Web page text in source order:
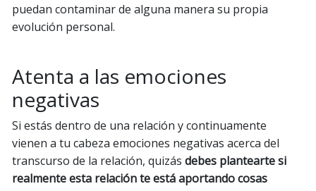
puedan contaminar de alguna manera su propia
evolución personal.
Atenta a las emociones
negativas
Si estás dentro de una relación y continuamente
vienen a tu cabeza emociones negativas acerca del
transcurso de la relación, quizás debes plantearte si
realmente esta relación te está aportando cosas